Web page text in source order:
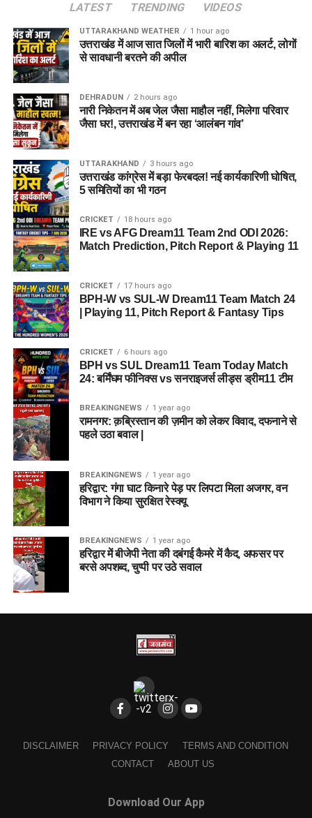
LATEST TRENDING VIDEOS
UTTARAKHAND WEATHER 1 hour ago
उत्तराखंड में आज सात जिलों में भारी बारिश का अलर्ट, लोगों
से सावधानी बरतने की अपील
DEHRADUN 2 hours ago
नारी निकेतन में अब जेल जैसा माहौल नहीं, मिलेगा परिवार
जैसा घर!, उत्तराखंड में बन रहा ‘आलंबन गांव’
UTTARAKHAND 3 hours ago
उत्तराखंड कांग्रेस में बड़ा फेरबदल! नई कार्यकारिणी घोषित,
5 समितियों का भी गठन
CRICKET 18 hours ago
IRE vs AFG Dream11 Team 2nd ODI 2026:
Match Prediction, Pitch Report & Playing 11
CRICKET 17 hours ago
BPH-W vs SUL-W Dream11 Team Match 24
| Playing 11, Pitch Report & Fantasy Tips
CRICKET 6 hours ago
BPH vs SUL Dream11 Team Today Match
24: बर्मिंघम फीनिक्स vs सनराइजर्स लीड्स ड्रीम11 टीम
BREAKINGNEWS 1 year ago
रामनगर: क़ब्रिस्तान की ज़मीन को लेकर विवाद, दफनाने से
पहले उठा बवाल |
BREAKINGNEWS 1 year ago
हरिद्वार: गंगा घाट किनारे पेड़ पर लिपटा मिला अजगर, वन
विभाग ने किया सुरक्षित रेस्क्यू
BREAKINGNEWS 1 year ago
हरिद्वार में बीजेपी नेता की दबंगई कैमरे में कैद, अफसर पर
बरसे अपशब्द, चुप्पी पर उठे सवाल
DISCLAIMER PRIVACY POLICY
TERMS AND CONDITION
CONTACT
ABOUT US
Download Our App